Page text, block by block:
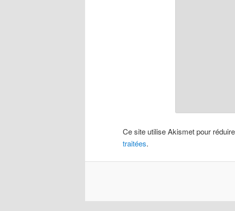
Ce site utilise Akismet pour
traitées.